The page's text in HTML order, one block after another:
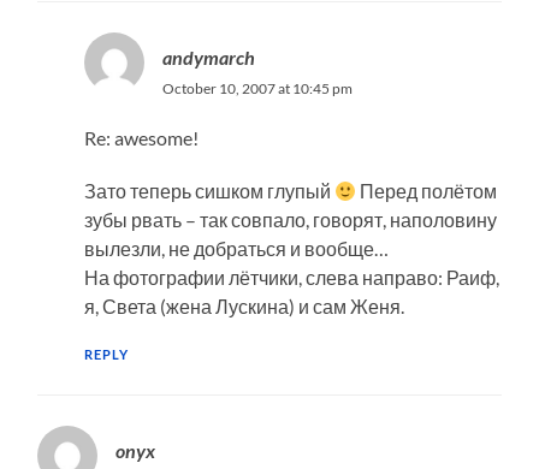
andymarch
October 10, 2007 at 10:45 pm
Re: awesome!
Зато теперь сишком глупый
Перед полётом
зубы рвать – так совпало, говорят, наполовину
вылезли, не добраться и вообще…
На фотографии лётчики, слева направо: Раиф,
я, Света (жена Лускина) и сам Женя.
REPLY
onyx